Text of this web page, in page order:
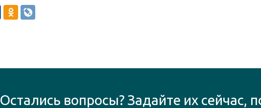
Остались вопросы? Задайте их сейчас,